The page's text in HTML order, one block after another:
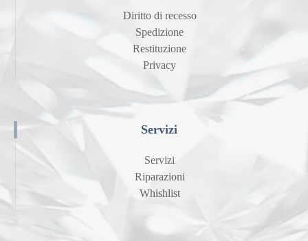
Diritto di recesso
Spedizione
Restituzione
Privacy
Servizi
Servizi
Riparazioni
Whishlist